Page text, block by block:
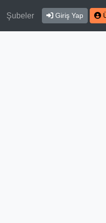
Şubeler Giriş Yap